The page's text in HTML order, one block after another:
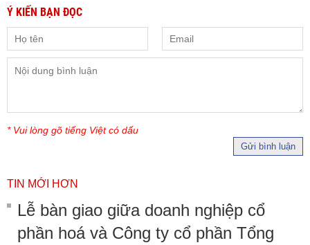
Ý KIẾN BẠN ĐỌC
* Vui lòng gõ tiếng Việt có dấu
Gửi bình luận
TIN MỚI HƠN
Lễ bàn giao giữa doanh nghiệp cổ
phần hoá và Công ty cổ phần Tổng